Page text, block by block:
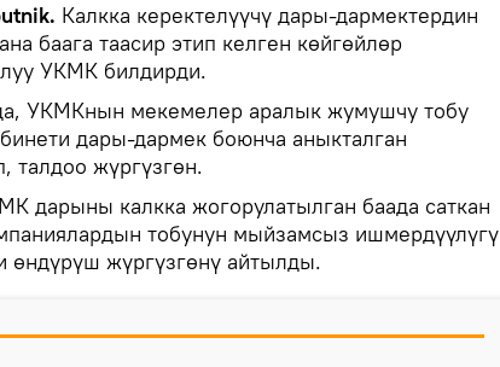
Калкка керектелүүчү дары-дармектердин
баага таасир этип келген көйгөйлөр
УКМК билдирди.
УКМКнын мекемелер аралык жумушчу тобу
дары-дармек боюнча аныкталган
талдоо жүргүзгөн.
дарыны калкка жогорулатылган баада саткан
тобунун мыйзамсыз ишмердүүлүгү
өндүрүш жүргүзгөнү айтылды.